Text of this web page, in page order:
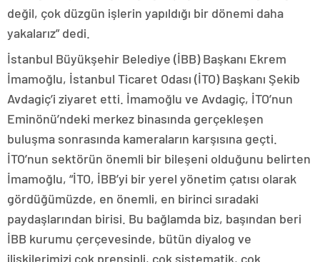
değil, çok düzgün işlerin yapıldığı bir dönemi daha
yakalarız” dedi.
İstanbul Büyükşehir Belediye (İBB) Başkanı Ekrem
İmamoğlu, İstanbul Ticaret Odası (İTO) Başkanı Şekib
Avdagiç’i ziyaret etti. İmamoğlu ve Avdagiç, İTO’nun
Eminönü’ndeki merkez binasında gerçekleşen
buluşma sonrasında kameraların karşısına geçti.
İTO’nun sektörün önemli bir bileşeni olduğunu belirten
İmamoğlu, “İTO, İBB’yi bir yerel yönetim çatısı olarak
gördüğümüzde, en önemli, en birinci sıradaki
paydaşlarından birisi. Bu bağlamda biz, başından beri
İBB kurumu çerçevesinde, bütün diyalog ve
ilişkilerimizi çok prensipli, çok sistematik, çok